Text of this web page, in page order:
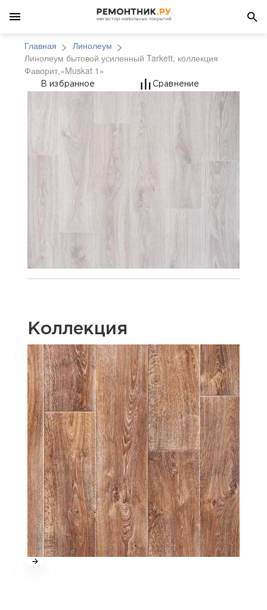
Главная
Линолеум
Линолеум бытовой усиленный Tarkett, коллекция
Фаворит,«Muskat 1»
Линолеум бытовой
В избранное Сравнение
Коллекция